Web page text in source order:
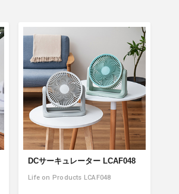
DCサーキュレーター LCAF048
Life on Products LCAF048